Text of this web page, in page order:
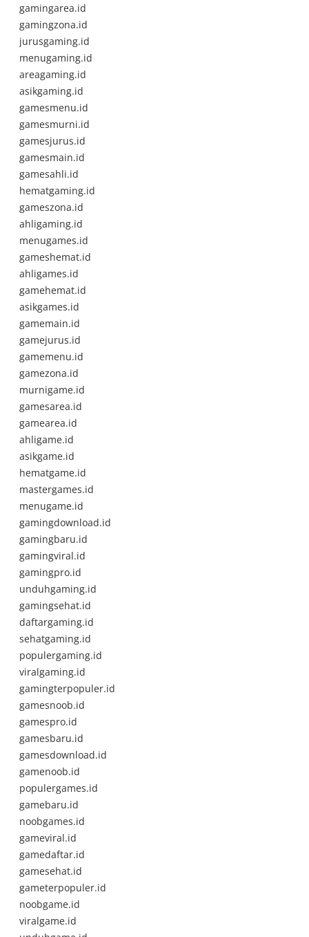
gamingarea.id
gamingzona.id
jurusgaming.id
menugaming.id
areagaming.id
asikgaming.id
gamesmenu.id
gamesmurni.id
gamesjurus.id
gamesmain.id
gamesahli.id
hematgaming.id
gameszona.id
ahligaming.id
menugames.id
gameshemat.id
ahligames.id
gamehemat.id
asikgames.id
gamemain.id
gamejurus.id
gamemenu.id
gamezona.id
murnigame.id
gamesarea.id
gamearea.id
ahligame.id
asikgame.id
hematgame.id
mastergames.id
menugame.id
gamingdownload.id
gamingbaru.id
gamingviral.id
gamingpro.id
unduhgaming.id
gamingsehat.id
daftargaming.id
sehatgaming.id
populergaming.id
viralgaming.id
gamingterpopuler.id
gamesnoob.id
gamespro.id
gamesbaru.id
gamesdownload.id
gamenoob.id
populergames.id
gamebaru.id
noobgames.id
gameviral.id
gamedaftar.id
gamesehat.id
gameterpopuler.id
noobgame.id
viralgame.id